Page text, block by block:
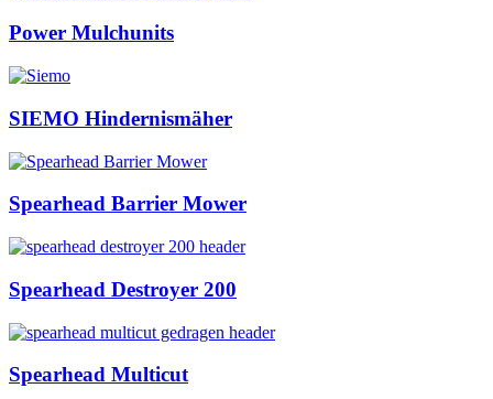
Power Mulchunits
SIEMO Hindernismäher
Spearhead Barrier Mower
Spearhead Destroyer 200
Spearhead Multicut